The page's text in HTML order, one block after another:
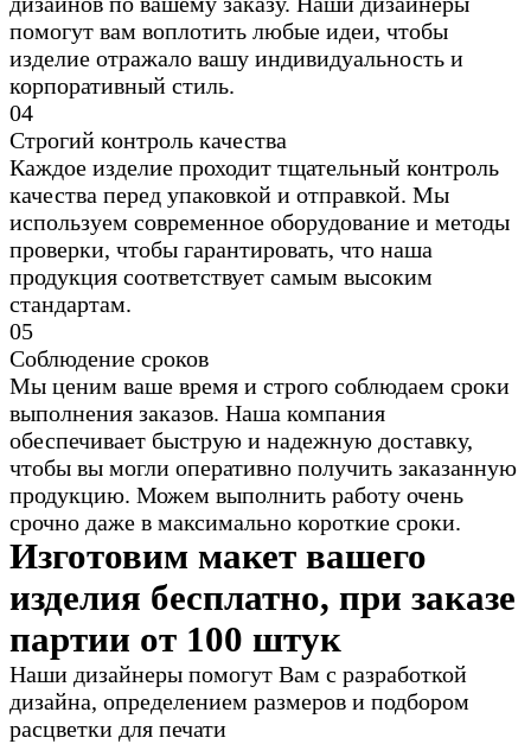
помогут вам воплотить любые идеи, чтобы
изделие отражало вашу индивидуальность и
корпоративный стиль.
04
Строгий контроль качества
Каждое изделие проходит тщательный контроль
качества перед упаковкой и отправкой. Мы
используем современное оборудование и методы
проверки, чтобы гарантировать, что наша
продукция соответствует самым высоким
стандартам.
05
Соблюдение сроков
Мы ценим ваше время и строго соблюдаем сроки
выполнения заказов. Наша компания
обеспечивает быструю и надежную доставку,
чтобы вы могли оперативно получить заказанную
продукцию. Можем выполнить работу очень
срочно даже в максимально короткие сроки.
Изготовим макет вашего
изделия бесплатно, при заказе
партии от 100 штук
Наши дизайнеры помогут Вам с разработкой
дизайна, определением размеров и подбором
расцветки для печати